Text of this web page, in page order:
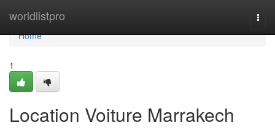
worldlistpro
Home
Home
1
Location Voiture Marrakech